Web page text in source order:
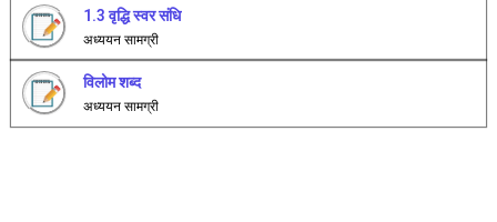
1.3 वृद्धि स्वर संधि
अध्ययन सामग्री
विलोम शब्द
अध्ययन सामग्री